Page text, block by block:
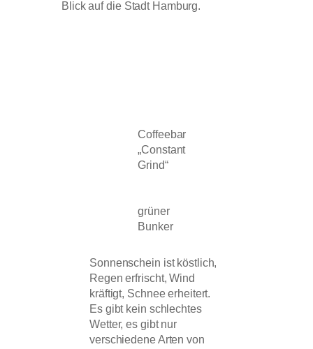
Blick auf die Stadt Hamburg.
Coffeebar
„Constant
Grind“
grüner
Bunker
Sonnenschein ist köstlich,
Regen erfrischt, Wind
kräftigt, Schnee erheitert.
Es gibt kein schlechtes
Wetter, es gibt nur
verschiedene Arten von